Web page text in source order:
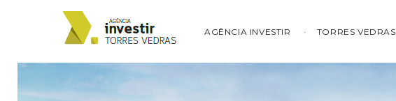
AGÊNCIA INVESTIR TORRES VEDRAS